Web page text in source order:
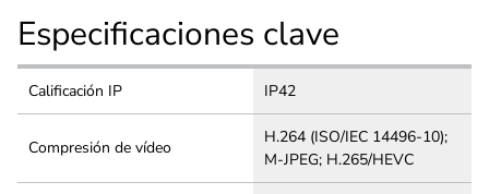
Especificaciones clave
Calificación IP IP42
Compresión de vídeo
H.264 (ISO/IEC 14496-10);
M-JPEG; H.265/HEVC